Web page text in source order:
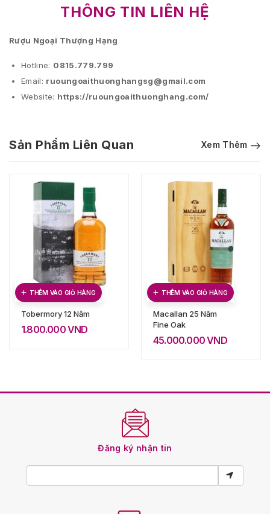
THÔNG TIN LIÊN HỆ
Rượu Ngoại Thượng Hạng
Hotline: 0815.779.799
Email: ruoungoaithuonghangsg@gmail.com
Website: https://ruoungoaithuonghang.com/
Sản Phẩm Liên Quan Xem Thêm
THÊM VÀO GIỎ HÀNG
Tobermory 12 Năm
1.800.000VND
THÊM VÀO GIỎ HÀNG
Macallan 25 Năm
Fine Oak
45.000.000VND
Đăng ký nhận tin